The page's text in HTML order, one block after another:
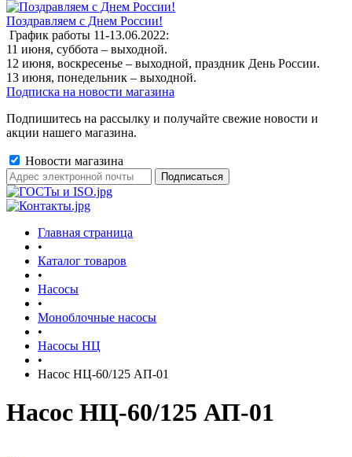
Поздравляем с Днем России!
График работы 11-13.06.2022:
11 июня, суббота – выходной.
12 июня, воскресенье – выходной, праздник День России.
13 июня, понедельник – выходной.
Подписка на новости магазина
Подпишитесь на рассылку и получайте свежие новости и
акции нашего магазина.
Новости магазина
Главная страница
•
Каталог товаров
•
Насосы
•
Моноблочные насосы
•
Насосы НЦ
•
Насос НЦ-60/125 АП-01
Насос НЦ-60/125 АП-01